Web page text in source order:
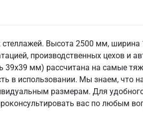
Высота 2500 мм,
производственных цехов и
мм) рассчитана на самые
в использовании. Мы знаем, что
размерам. Для
вас по любым